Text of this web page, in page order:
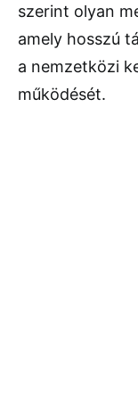
szerint olyan
amely hosszú
a nemzetközi
működését.